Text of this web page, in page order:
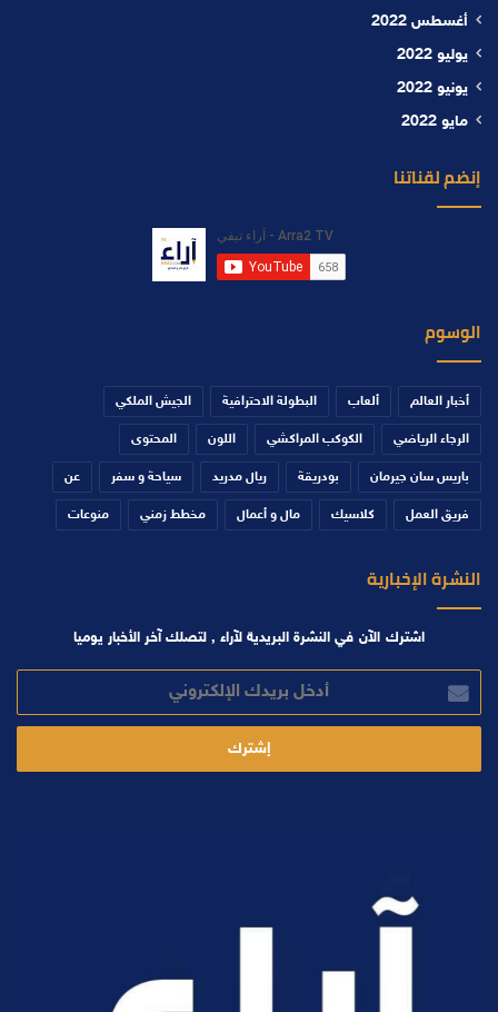
أغسطس 2022
يوليو 2022
يونيو 2022
مايو 2022
إنضم لقناتنا
الوسوم
أخبار العالم ألعاب البطولة الاحترافية الجيش الملكي
الرجاء الرياضي الكوكب المراكشي اللون المحتوى
باريس سان جيرمان بودريقة ريال مدريد سياحة و سفر عن
فريق العمل كلاسيك مال و أعمال مخطط زمني منوعات
النشرة الإخبارية
اشترك الآن في النشرة البريدية لآراء , لتصلك آخر الأخبار يوميا
بريدك
الإلكتروني